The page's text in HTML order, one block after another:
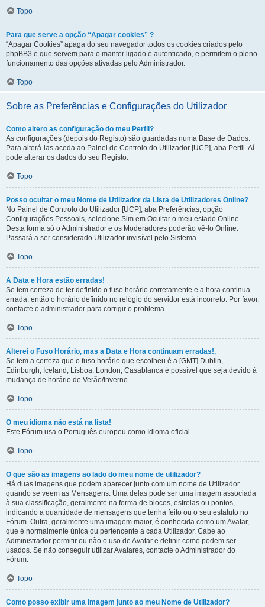
Topo
Para que serve a opção “Apagar cookies” ?
“Apagar Cookies” apaga do seu navegador todos os cookies criados pelo
phpBB3 e que servem para o manter ligado e autenticado, e permitem o pleno
funcionamento das opções ativadas pelo Administrador.
Topo
Sobre as Preferências e Configurações do Utilizador
Como altero as configuração do meu Perfil?
As configurações (depois do Registo) são guardadas numa Base de Dados.
Para alterá-las aceda ao Painel de Controlo do Utilizador [UCP], aba Perfil. Aí
pode alterar os dados do seu Registo.
Topo
Posso ocultar o meu Nome de Utilizador da Lista de Utilizadores Online?
No Painel de Controlo do Utilizador [UCP], aba Preferências, opção
Configurações Pessoais, selecione Sim em Ocultar o meu estado Online.
Desta forma só o Administrador e os Moderadores poderão vê-lo Online.
Passará a ser considerado Utilizador invisível pelo Sistema.
Topo
A Data e Hora estão erradas!
Se tem certeza de ter definido o fuso horário corretamente e a hora continua
errada, então o horário definido no relógio do servidor está incorreto. Por favor,
contacte o administrador para corrigir o problema.
Topo
Alterei o Fuso Horário, mas a Data e Hora continuam erradas!,
Se tem a certeza que o fuso horário que escolheu é a [GMT] Dublin,
Edinburgh, Iceland, Lisboa, London, Casablanca é possível que seja devido à
mudança de horário de Verão/Inverno.
Topo
O meu idioma não está na lista!
Este Fórum usa o Português europeu como Idioma oficial.
Topo
O que são as imagens ao lado do meu nome de utilizador?
Há duas imagens que podem aparecer junto com um nome de Utilizador
quando se veem as Mensagens. Uma delas pode ser uma imagem associada
à sua classificação, geralmente na forma de blocos, estrelas ou pontos,
indicando a quantidade de mensagens que tenha feito ou o seu estatuto no
Fórum. Outra, geralmente uma imagem maior, é conhecida como um Avatar,
que é normalmente única ou pertencente a cada Utilizador. Cabe ao
Administrador permitir ou não o uso de Avatar e definir como podem ser
usados. Se não conseguir utilizar Avatares, contacte o Administrador do
Fórum.
Topo
Como posso exibir uma Imagem junto ao meu Nome de Utilizador?